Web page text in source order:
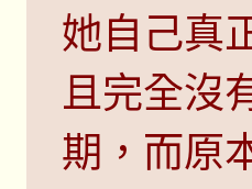
她自己真
且完全沒
期，而原